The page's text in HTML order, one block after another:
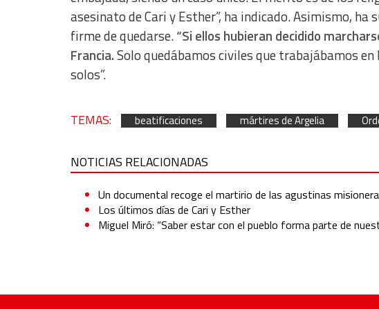
asesinato de Cari y Esther”, ha indicado. Asimismo, ha
firme de quedarse.“Si ellos hubieran decidido
Francia.Solo quedábamos civiles que trabajábamos
solos”.
TEMAS: beatificaciones mártires de Argelia
NOTICIAS RELACIONADAS
Un documental recoge el martirio de las agustinas
Los últimos días de Cari y Esther
Miguel Miró: “Saber estar con el pueblo forma parte de